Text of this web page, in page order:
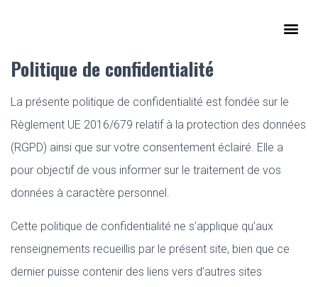
Politique de confidentialité
La présente politique de confidentialité est fondée sur le
Règlement UE 2016/679 relatif à la protection des données
(RGPD) ainsi que sur votre consentement éclairé. Elle a
pour objectif de vous informer sur le traitement de vos
données à caractère personnel.
Cette politique de confidentialité ne s’applique qu’aux
renseignements recueillis par le présent site, bien que ce
dernier puisse contenir des liens vers d’autres sites